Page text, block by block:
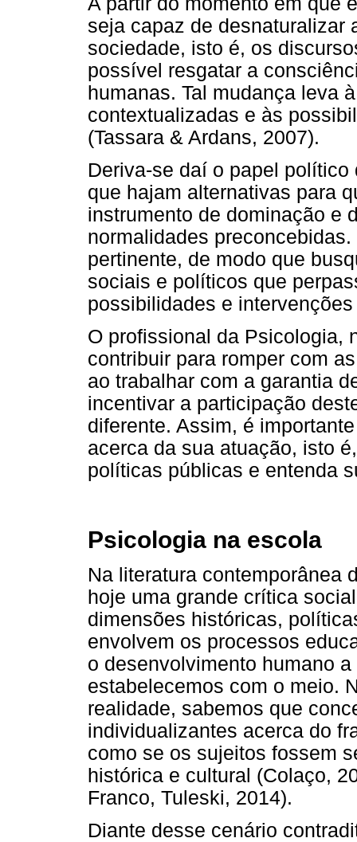
seja capaz de desnaturalizar
sociedade, isto é, os
possível resgatar a
humanas. Tal mudança leva
contextualizadas e às
(Tassara & Ardans, 2007).
Deriva-se daí o papel
que hajam alternativas para
instrumento de dominação e
normalidades
pertinente, de modo que
sociais e políticos que
possibilidades e
O profissional da Psicologia,
contribuir para romper com
ao trabalhar com a garantia
incentivar a participação
diferente. Assim, é
acerca da sua atuação, isto
políticas públicas e entenda
Psicologia na escola
Na literatura contemporânea
hoje uma grande crítica
dimensões históricas,
envolvem os processos
o desenvolvimento humano
estabelecemos com o meio.
realidade, sabemos que
individualizantes acerca do
como se os sujeitos fossem
histórica e cultural (Colaço,
Franco, Tuleski, 2014).
Diante desse cenário